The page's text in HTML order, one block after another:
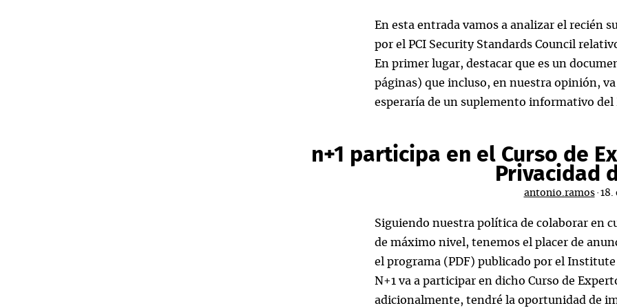
la
Protección
de
las
En esta entrada vamos a analizar el recién
por el PCI Security Standards Council
En primer lugar, destacar que es un
páginas) que incluso, en nuestra opinión, va
esperaría de un suplemento informativo del
n+1 participa en el Curso de
Privacidad
antonio.ramos · 18.
Siguiendo nuestra política de colaborar en
de máximo nivel, tenemos el placer de
el programa (PDF) publicado por el
N+1 va a participar en dicho Curso de
adicionalmente, tendré la oportunidad de